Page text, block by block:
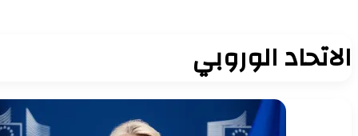
الاتحاد الوروبي